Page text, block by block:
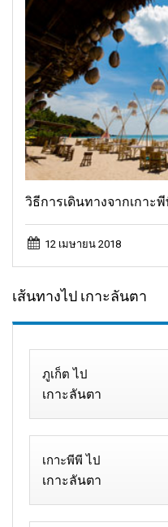
วิธีการเดินทางจากเกาะ
12 เมษายน 2018
เส้นทางไป เกาะลันตา
ภูเก็ต ไป
เกาะลันตา
เกาะพีพี ไป
เกาะลันตา